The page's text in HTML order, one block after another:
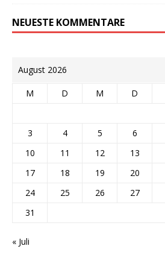
NEUESTE KOMMENTARE
August 2026
M D M D
3
4 5 6
10
11 12 13
17
18 19 20
24
25 26 27
31
« Juli